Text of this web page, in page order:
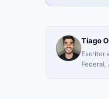
Tiago
Escritor
Federal,